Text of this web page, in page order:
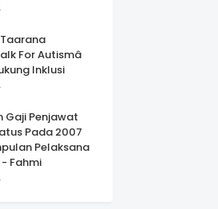
For Autismâ
Inklusi
Gaji Penjawat
Pada 2007
Pelaksana
Fahmi